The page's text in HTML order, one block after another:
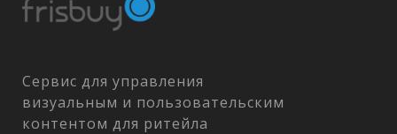
Сервис для управления
визуальным и пользовательским
контентом для ритейла